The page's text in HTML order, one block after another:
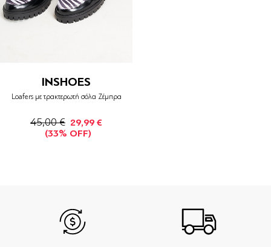
INSHOES
Loafers με τρακτερωτή σόλα Ζέμπρα
45,00 € 29,99 €
(33% OFF)